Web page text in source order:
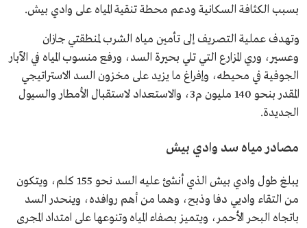
بسبب الكثافة السكانية ودعم محطة تنقية المياه على وادي بيش.
وتهدف عملية التصريف إلى تأمين مياه الشرب لمنطقتي جازان
وعسير، وري المزارع التي تلي بحيرة السد، ورفع منسوب المياه في الآبار
الجوفية في محيطه، وإفراغ ما يزيد على مخزون السد الاستراتيجي
المقدر بنحو 140 مليون م3، والاستعداد لاستقبال الأمطار والسيول
الجديدة.
مصادر مياه سد وادي بيش
يبلغ طول وادي بيش الذي أنشئ عليه السد نحو 155 كلم، ويتكون
من التقاء واديي دفا وذبح، وهما من أهم روافده، وينحدر السد
باتجاه البحر الأحمر، ويتميز بصفاء المياه وتنوعها على امتداد المجرى